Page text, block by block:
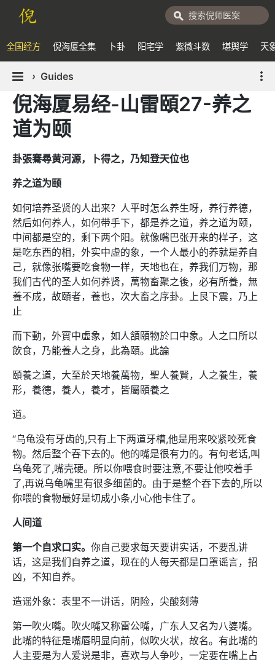
全国经方 倪海厦全集 卜卦 阳宅学 紫微斗数 堪舆学 天
› Guides
倪海厦易经-山雷頤27-养之
道为颐
卦張騫尋黄河源，卜得之，乃知登天位也
养之道为颐
如何培养圣贤的人出来？人平时怎么养生呀，养行养德，
然后如何养人，如何带手下，都是养之道，养之道为颐，
中间都是空的，剩下两个阳。就像嘴巴张开来的样子，这
是吃东西的相，外实中虚的象，一个人最小的养就是养自
己，就像张嘴要吃食物一样，天地也在，养我们万物，那
我们古代的圣人如何养贤，萬物畜聚之後，必有所養，無
養不成，故頤者，養也，次大畜之序卦。上艮下震，乃上
止
而下動，外實中虛象，如人頷頤物於口中象。人之口所以
飲食，乃能養人之身，此為頤。此論
頤養之道，大至於天地養萬物，聖人養賢，人之養生，養
形，養德，養人，養才，皆屬頤養之
道。
“乌龟没有牙齿的,只有上下两道牙槽,他是用来咬紧咬死食
物。然后整个吞下去的。他的嘴是很有力的。有句老话,叫
乌龟死了,嘴壳硬。所以你喂食时要注意,不要让他咬着手
了,再说乌龟嘴里有很多细菌的。由于是整个吞下去的,所以
你喂的食物最好是切成小条,小心他卡住了。
人间道
第一个自求口实。 你自己要求每天要讲实话，不要乱讲
话，这是我们自养之道，现在的人每天都是口罩谣言，招
凶，不知自养。
造谣外象：表里不一讲话，阴险，尖酸刻薄
第一吹火嘴。吹火嘴又称雷公嘴，广东人又名为八婆嘴。
此嘴的特征是嘴唇明显向前，似吹火状，故名。有此嘴的
人主要是为人爱说是非，喜欢与人争吵，一定要在嘴上占